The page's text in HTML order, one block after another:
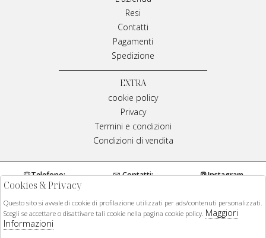
Resi
Contatti
Pagamenti
Spedizione
EXTRA
cookie policy
Privacy
Termini e condizioni
Condizioni di vendita
Telefono:
0984970429
Contatti:
Instagram
Facebook
Cookies & Privacy
Questo sito si avvale di cookie di profilazione utilizzati per ads/contenuti personalizzati.
Scegli se accettare o disattivare tali cookie nella pagina cookie policy. Maggiori
Informazioni